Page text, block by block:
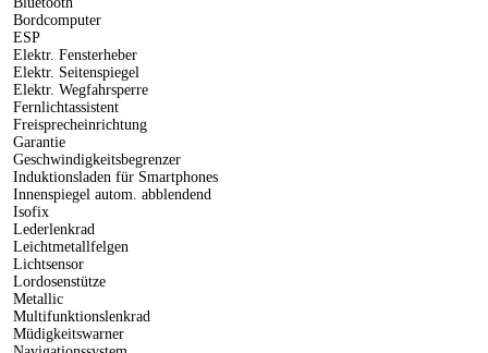
Bordcomputer
ESP
Elektr. Fensterheber
Elektr. Seitenspiegel
Elektr. Wegfahrsperre
Fernlichtassistent
Freisprecheinrichtung
Garantie
Geschwindigkeitsbegrenzer
Induktionsladen für Smartphones
Innenspiegel autom. abblendend
Isofix
Lederlenkrad
Leichtmetallfelgen
Lichtsensor
Lordosenstütze
Metallic
Multifunktionslenkrad
Müdigkeitswarner